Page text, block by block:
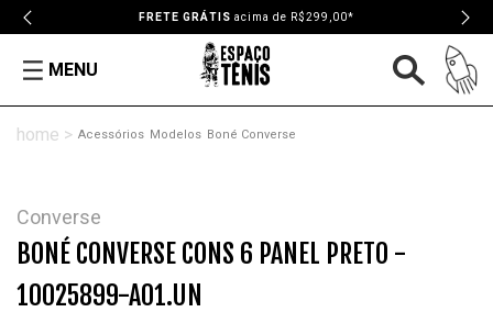
FRETE GRÁTIS acima de R$299,00*
MENU
Acessórios Modelos Boné Converse
Converse
BONÉ CONVERSE CONS 6 PANEL PRETO -
10025899-A01.UN